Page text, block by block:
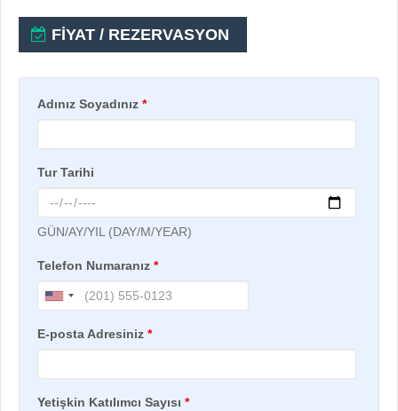
FİYAT / REZERVASYON
Adınız Soyadınız *
Tur Tarihi
GÜN/AY/YIL (DAY/M/YEAR)
Telefon Numaranız *
E-posta Adresiniz *
Yetişkin Katılımcı Sayısı *